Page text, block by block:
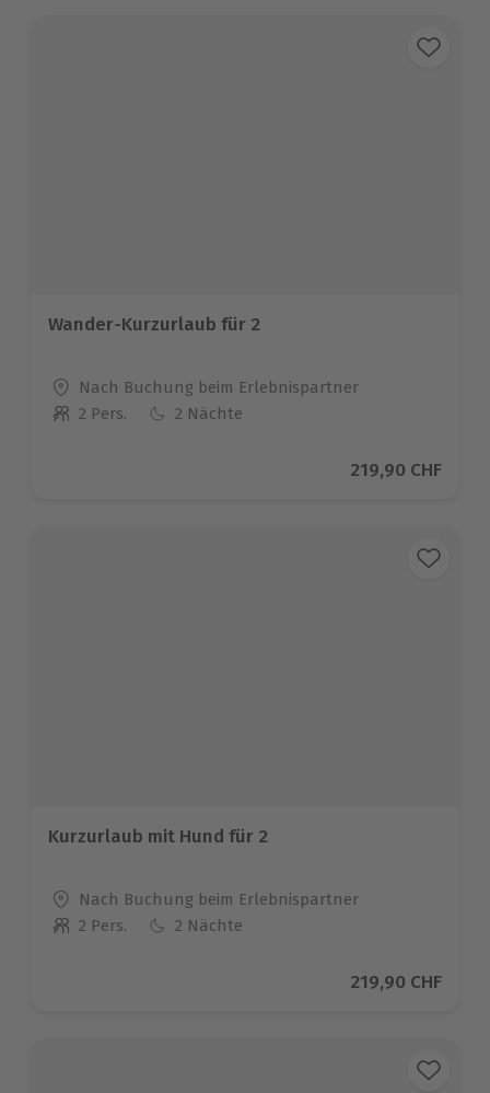
Wander-Kurzurlaub für 2
Standort
Nach Buchung beim Erlebnispartner
Anzahl der Teilnehmer
2 Pers. 2 Nächte
Aktueller Preis
219,90 CHF
Kurzurlaub mit Hund für 2
Standort
Nach Buchung beim Erlebnispartner
Anzahl der Teilnehmer
2 Pers. 2 Nächte
Aktueller Preis
219,90 CHF